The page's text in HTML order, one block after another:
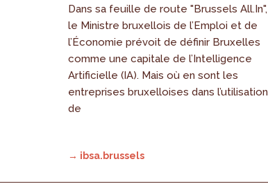
Dans sa feuille de route "Brussels All.In",
le Ministre bruxellois de l’Emploi et de
l’Économie prévoit de définir Bruxelles
comme une capitale de l’Intelligence
Artificielle (IA). Mais où en sont les
entreprises bruxelloises dans l’utilisation
de
→ ibsa.brussels